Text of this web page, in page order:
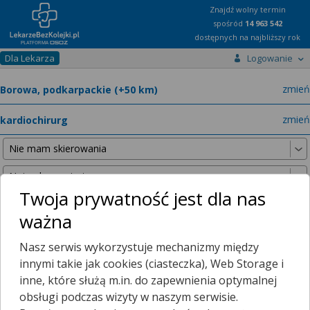
Znajdź wolny termin
spośród 14 963 542
dostępnych na najbliższy rok
Dla Lekarza Logowanie
zmień
zmień
Nie znaleźliśmy żadnych lekarzy w promieniu25 km , dlatego
zwiększyliśmy promień wyszukiwania do
50 km
Twoja prywatność jest dla nas
ważna
Nasz serwis wykorzystuje mechanizmy między
innymi takie jak cookies (ciasteczka), Web Storage i
inne, które służą m.in. do zapewnienia optymalnej
obsługi podczas wizyty w naszym serwisie.